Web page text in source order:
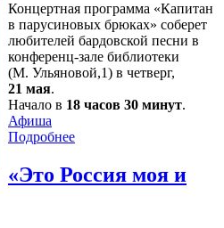
Концертная программа «Капитан
в парусиновых брюках» соберет
любителей бардовской песни в
конференц-зале библиотеки
(М. Ульяновой,1) в четверг,
21 мая.
Начало в 18 часов 30 минут.
Афиша
Подробнее
«Это Россия моя и